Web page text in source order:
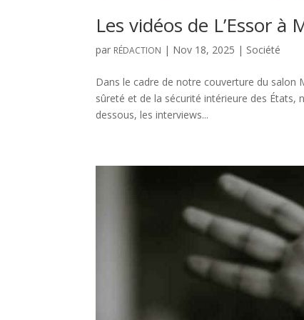
Les vidéos de L’Essor à
par RÉDACTION | Nov 18, 2025 | Société
Dans le cadre de notre couverture du salon
sûreté et de la sécurité intérieure des États,
dessous, les interviews...